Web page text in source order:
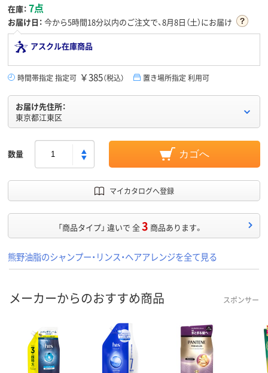
在庫： 7点
お届け日： 今から5時間18分以内のご注文で、8月8日（土）にお届け
アスクル在庫商品
時間帯指定 指定可 ￥385（税込） 置き場所指定 利用可
お届け先住所：
東京都江東区
数量 カゴへ
マイカタログへ登録
「商品タイプ」 違いで 全3 商品あります。
熊野油脂のシャンプー・リンス・ヘアアレンジを全て見る
メーカーからのおすすめ商品 スポンサー